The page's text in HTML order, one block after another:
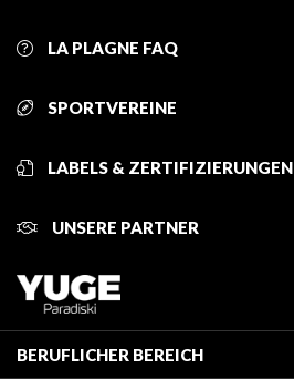
LA PLAGNE FAQ
SPORTVEREINE
LABELS & ZERTIFIZIERUNGEN
UNSERE PARTNER
BERUFLICHER BEREICH